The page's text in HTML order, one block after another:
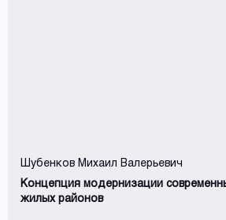
Шубенков Михаил Валерьевич
Концепция модернизации
жилых районов